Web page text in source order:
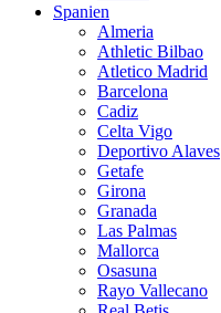
Spanien
Almeria
Athletic Bilbao
Atletico Madrid
Barcelona
Cadiz
Celta Vigo
Deportivo Alaves
Getafe
Girona
Granada
Las Palmas
Mallorca
Osasuna
Rayo Vallecano